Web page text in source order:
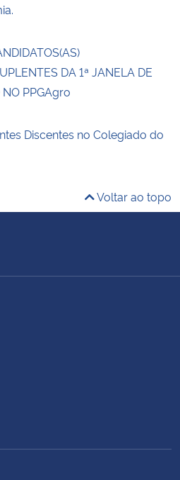
DA 1ª JANELA DE
NO PPGAgro
Discentes no Colegiado do
Voltar ao topo